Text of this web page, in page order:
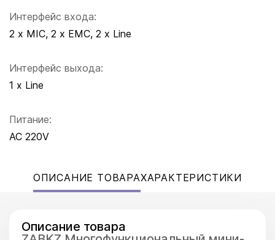
Интерфейс входа:
2 x MIC, 2 x EMC, 2 x Line
Интерфейс выхода:
1 x Line
Питание:
AC 220V
ОПИСАНИЕ ТОВАРАХАРАКТЕРИСТИКИ
Описание товара